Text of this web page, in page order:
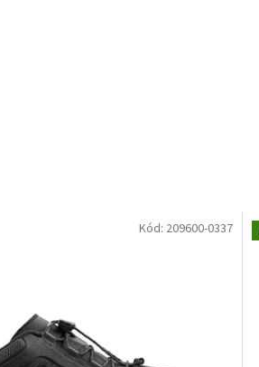
Kód: 209600-0337